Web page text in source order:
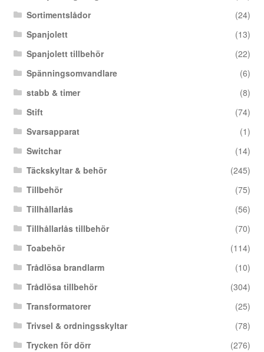
Sortimentslådor
(24)
Spanjolett
(13)
Spanjolett tillbehör
(22)
Spänningsomvandlare
(6)
stabb & timer
(8)
Stift
(74)
Svarsapparat
(1)
Switchar
(14)
Täckskyltar & behör
(245)
Tillbehör
(75)
Tillhållarlås
(56)
Tillhållarlås tillbehör
(70)
Toabehör
(114)
Trådlösa brandlarm
(10)
Trådlösa tillbehör
(304)
Transformatorer
(25)
Trivsel & ordningsskyltar
(78)
Trycken för dörr
(276)